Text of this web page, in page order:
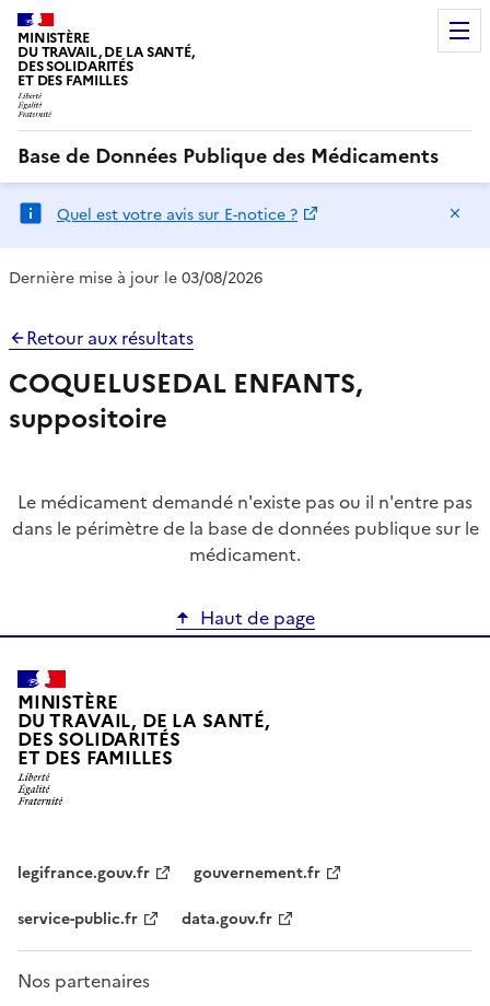
MINISTÈRE
DU TRAVAIL, DE LA SANTÉ,
DES SOLIDARITÉS
ET DES FAMILLES
Base de Données Publique des Médicaments
Quel est votre avis sur E-notice ?
Dernière mise à jour le 03/08/2026
Retour aux résultats
COQUELUSEDAL ENFANTS,
suppositoire
Le médicament demandé n'existe pas ou il n'entre pas
dans le périmètre de la base de données publique sur le
médicament.
Haut de page
MINISTÈRE
DU TRAVAIL, DE LA SANTÉ,
DES SOLIDARITÉS
ET DES FAMILLES
legifrance.gouv.fr
gouvernement.fr
service-public.fr
data.gouv.fr
Nos partenaires